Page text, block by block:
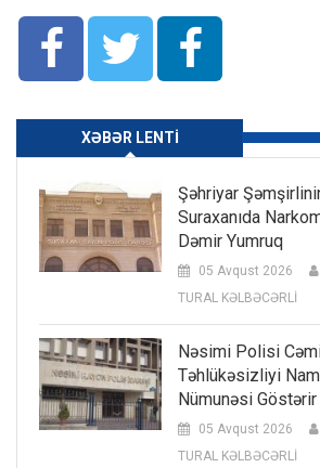
XƏBƏR LENTI
Şəhriyar
Suraxanıda
Dəmir Yumruq
05 Avqust 2026
TURAL KƏLBƏCƏRLİ
Nəsimi Polisi
Təhlükəsizliyi
Nümunəsi Göstərir
05 Avqust 2026
TURAL KƏLBƏCƏRLİ